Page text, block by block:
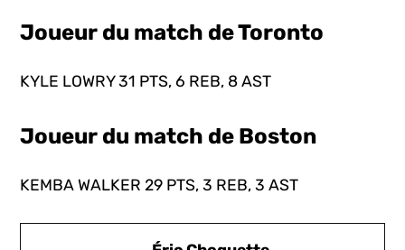
Joueur du match de Toronto
KYLE LOWRY 31 PTS, 6 REB, 8 AST
Joueur du match de Boston
KEMBA WALKER 29 PTS, 3 REB, 3 AST